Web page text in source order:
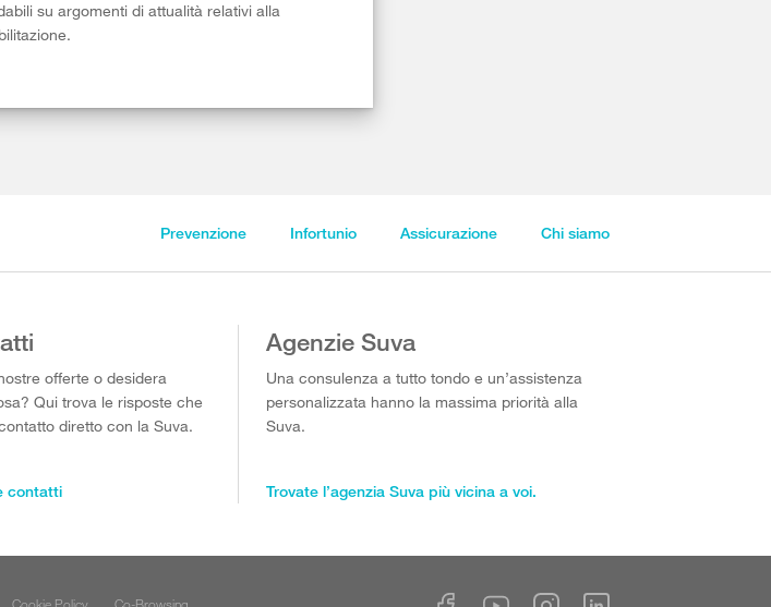
su argomenti di attualità relativi alla
Prevenzione Infortunio Assicurazione Chi siamo
offerte o desidera
Qui trova le risposte che
diretto con la Suva.
contatti
Agenzie Suva
Una consulenza a tutto tondo e un’assistenza
personalizzata hanno la massima priorità alla
Suva.
Trovate l’agenzia Suva più vicina a voi.